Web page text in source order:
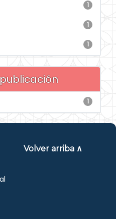
1
1
1
1
Volver arriba ∧